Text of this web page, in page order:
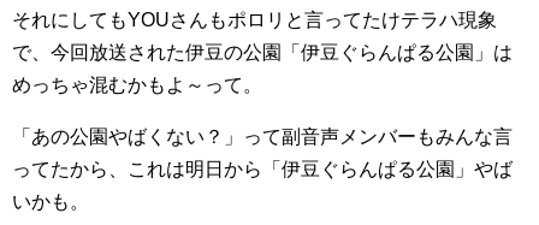
それにしてもYOUさんもポロリと言ってたけテラハ現象
で、今回放送された伊豆の公園「伊豆ぐらんぱる公園」は
めっちゃ混むかもよ～って。
「あの公園やばくない？」って副音声メンバーもみんな言
ってたから、これは明日から「伊豆ぐらんぱる公園」やば
いかも。